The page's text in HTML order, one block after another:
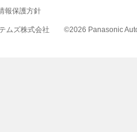
報保護方針
ムズ株式会社 ©2026 Panasonic